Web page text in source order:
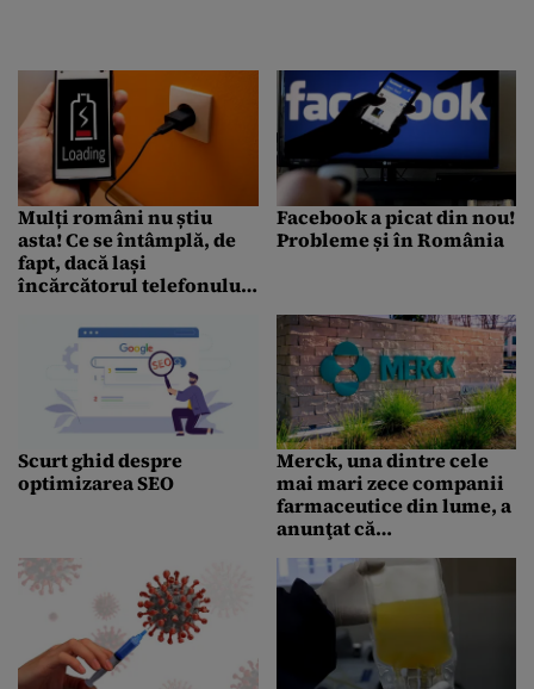
Mulți români nu știu
asta! Ce se întâmplă, de
fapt, dacă lași
încărcătorul telefonului
Facebook a picat din nou!
Probleme și în România
Scurt ghid despre
optimizarea SEO
Merck, una dintre cele
mai mari zece companii
farmaceutice din lume, a
anunţat că
funcţionează împotriva
noilor variante COVID